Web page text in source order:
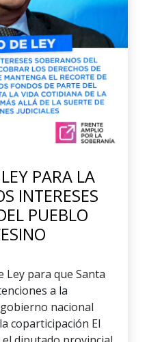
PARA LA
INTERESES
PUEBLO
Ley para que Santa
a la
nacional
coparticipación El